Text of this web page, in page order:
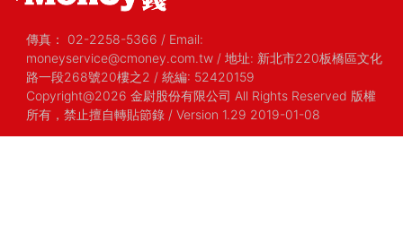
傳真： 02-2258-5366 / Email:
moneyservice@cmoney.com.tw / 地址: 新北市220板橋區文化
路一段268號20樓之2 / 統編: 52420159
Copyright@2026 金尉股份有限公司 All Rights Reserved 版權
所有，禁止擅自轉貼節錄 / Version 1.29 2019-01-08